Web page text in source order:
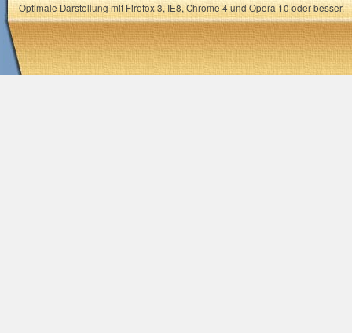
Optimale Darstellung mit Firefox 3, IE8, Chrome 4 und Opera 10 oder besser.